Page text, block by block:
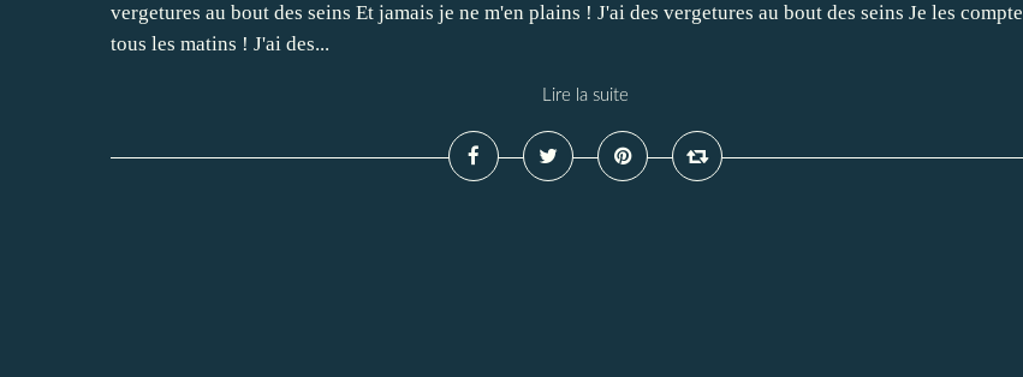
vergetures au bout des seins Et jamais je ne m'en plains ! J'ai des vergetures au bout des seins Je les compte
tous les matins ! J'ai des...
Lire la suite